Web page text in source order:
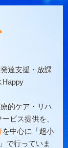
達支援・放課
Happy
的ケア・リハ
ビス提供を、
を中心に「超小
で行っていま